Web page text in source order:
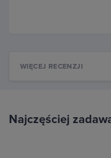
WIĘCEJ RECENZJI
Najczęściej